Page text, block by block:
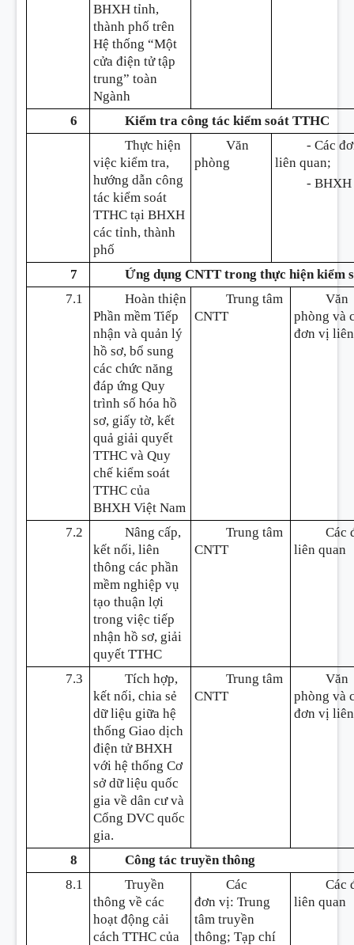
BHXH tỉnh,
thành phố trên
Hệ thống “Một
cửa điện tử tập
trung” toàn
Ngành
6
Kiểm tra công tác kiểm soát TTHC
Thực hiện
việc kiểm tra,
hướng dẫn công
tác kiểm soát
TTHC tại BHXH
các tỉnh, thành
phố
Văn
phòng
- Các
liên quan;
-
7 Ứng dụng CNTT trong thực hiện kiểm
7.1
Hoàn thiện
Phần mềm Tiếp
nhận và quản lý
hồ sơ, bổ sung
các chức năng
đáp ứng Quy
trình số hóa hồ
sơ, giấy tờ, kết
quả giải quyết
TTHC và Quy
chế kiểm soát
TTHC của
BHXH Việt Nam
Trung tâm
CNTT
Văn
phòng và
đơn vị
7.2
Nâng cấp,
kết nối, liên
thông các phần
mềm nghiệp vụ
tạo thuận lợi
trong việc tiếp
nhận hồ sơ, giải
quyết TTHC
Trung tâm
CNTT
Các
liên quan
7.3
Tích hợp,
kết nối, chia sẻ
dữ liệu giữa hệ
thống Giao dịch
điện tử BHXH
với hệ thống Cơ
sở dữ liệu quốc
gia về dân cư và
Cổng DVC quốc
gia.
Trung tâm
CNTT
Văn
phòng và
đơn vị
8
Công tác truyền thông
8.1
Truyền
thông về các
hoạt động cải
cách TTHC của
Các
đơn vị: Trung
tâm truyền
thông; Tạp chí
Các
liên quan